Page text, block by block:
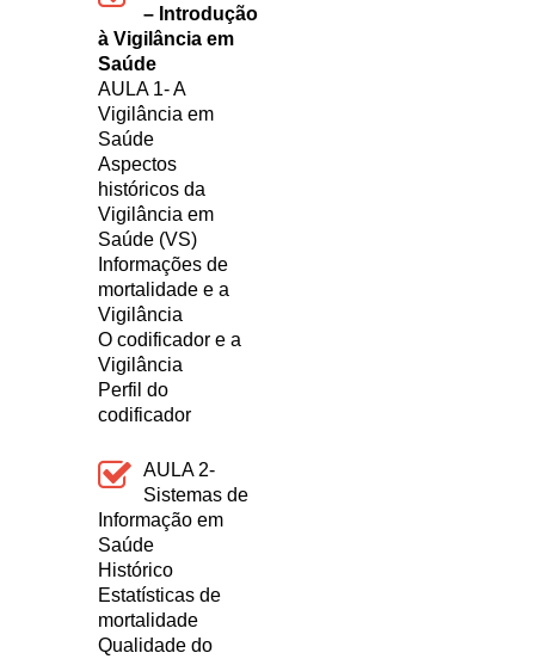
– Introdução
à Vigilância em
Saúde
AULA 1- A
Vigilância em
Saúde
Aspectos
históricos da
Vigilância em
Saúde (VS)
Informações de
mortalidade e a
Vigilância
O codificador e a
Vigilância
Perfil do
codificador
AULA 2-
Sistemas de
Informação em
Saúde
Histórico
Estatísticas de
mortalidade
Qualidade do